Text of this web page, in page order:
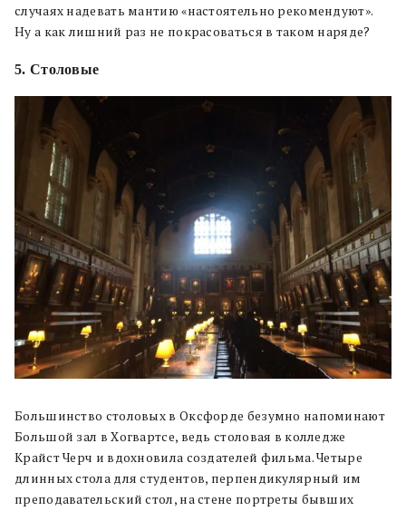
случаях надевать мантию «настоятельно рекомендуют».
Ну а как лишний раз не покрасоваться в таком наряде?
5. Столовые
Большинство столовых в Оксфорде безумно напоминают
Большой зал в Хогвартсе, ведь столовая в колледже
Крайст Черч и вдохновила создателей фильма. Четыре
длинных стола для студентов, перпендикулярный им
преподавательский стол, на стене портреты бывших